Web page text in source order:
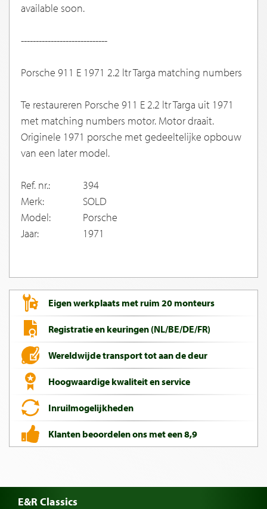
available soon.
-----------------------------
Porsche 911 E 1971 2.2 ltr Targa matching numbers
Te restaureren Porsche 911 E 2.2 ltr Targa uit 1971
met matching numbers motor. Motor draait.
Originele 1971 porsche met gedeeltelijke opbouw
van een later model.
Ref. nr.:
394
Merk:
SOLD
Model:
Porsche
Jaar:
1971
Eigen werkplaats met ruim 20 monteurs
Registratie en keuringen (NL/BE/DE/FR)
Wereldwijde transport tot aan de deur
Hoogwaardige kwaliteit en service
Inruilmogelijkheden
Klanten beoordelen ons met een 8,9
E&R Classics